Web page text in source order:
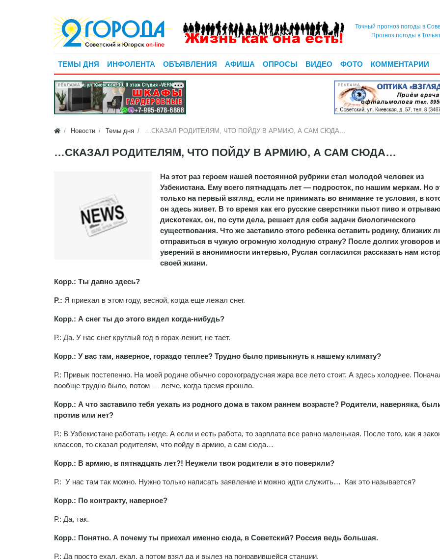
Точный прогноз погоды в
Прогноз погоды в
ТЕМЫ ДНЯ ИНФОЛЕНТА ОБЪЯВЛЕНИЯ АФИША ОПРОСЫ ВИДЕО ФОТО КОММЕНТАРИИ
РЕКЛАМА РЕКЛАМА
Новости Темы дня …СКАЗАЛ РОДИТЕЛЯМ, ЧТО ПОЙДУ В АРМИЮ, А САМ СЮДА…
…СКАЗАЛ РОДИТЕЛЯМ, ЧТО ПОЙДУ В АРМИЮ, А САМ СЮДА…
На этот раз героем нашей постоянной рубрики стал молодой человек из
Узбекистана. Ему всего пятнадцать лет — подросток, по нашим меркам. Но
только на первый взгляд, если не принимать во внимание те условия, в
он здесь живет. В то время как его русские сверстники пьют пиво и
дискотеках, он, по сути дела, решает для себя задачи биологического
существования. Что же заставило этого ребенка оставить родину, близких
отправиться в чужую огромную холодную страну? После долгих уговоров и
уверений в анонимности интервью, Руслан согласился рассказать нам
своей жизни.
Корр.: Ты давно здесь?
Р.: Я приехал в этом году, весной, когда еще лежал снег.
Корр.: А снег ты до этого видел когда-нибудь?
Р.: Да. У нас снег круглый год в горах лежит, не тает.
Корр.: У вас там, наверное, гораздо теплее? Трудно было привыкнуть к нашему климату?
Р.: Привык постепенно. На моей родине обычно сорокоградусная жара все лето стоит. А здесь холоднее.
вообще трудно было, потом — легче, когда время прошло.
Корр.: А что заставило тебя уехать из родного дома в таком раннем возрасте? Родители, наверняка,
против или нет?
Р.: В Узбекистане работать негде. А если и есть работа, то зарплата все равно маленькая. После того, как я
классов, то сказал родителям, что пойду в армию, а сам сюда…
Корр.: В армию, в пятнадцать лет?! Неужели твои родители в это поверили?
Р.: У нас там так можно. Нужно только написать заявление и можно идти служить… Как это называется?
Корр.: По контракту, наверное?
Р.: Да, так.
Корр.: Понятно. А почему ты приехал именно сюда, в Советский? Россия ведь большая.
Р.: Да просто ехал, ехал, а потом взял да и вылез на понравившейся станции.